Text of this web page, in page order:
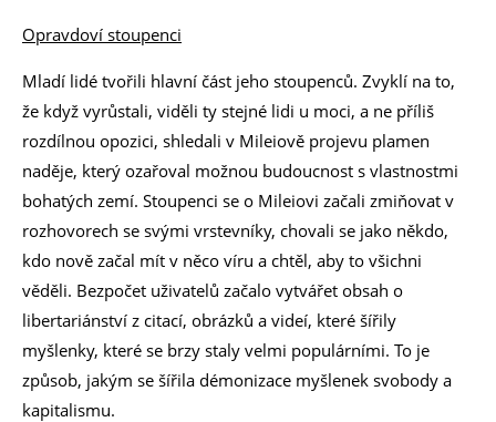
Opravdoví stoupenci
Mladí lidé tvořili hlavní část jeho stoupenců. Zvyklí na to,
že když vyrůstali, viděli ty stejné lidi u moci, a ne příliš
rozdílnou opozici, shledali v Mileiově projevu plamen
naděje, který ozařoval možnou budoucnost s vlastnostmi
bohatých zemí. Stoupenci se o Mileiovi začali zmiňovat v
rozhovorech se svými vrstevníky, chovali se jako někdo,
kdo nově začal mít v něco víru a chtěl, aby to všichni
věděli. Bezpočet uživatelů začalo vytvářet obsah o
libertariánství z citací, obrázků a videí, které šířily
myšlenky, které se brzy staly velmi populárními. To je
způsob, jakým se šířila démonizace myšlenek svobody a
kapitalismu.